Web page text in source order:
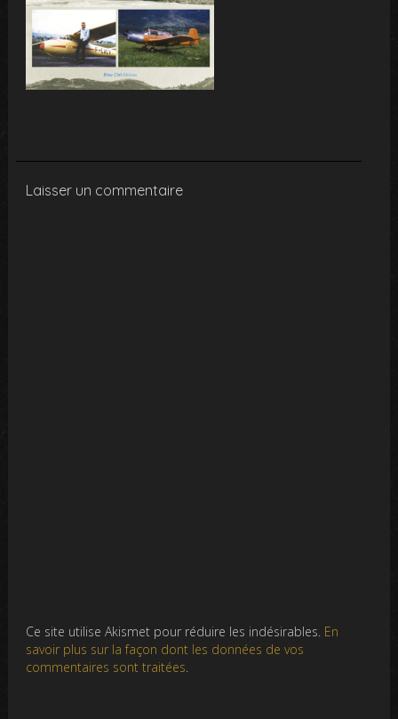
Laisser un commentaire
Ce site utilise Akismet pour réduire les indésirables. En
savoir plus sur la façon dont les données de vos
commentaires sont traitées.